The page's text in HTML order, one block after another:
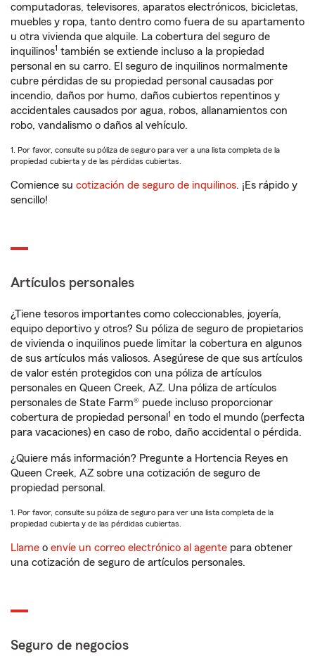
computadoras, televisores, aparatos electrónicos, bicicletas,
muebles y ropa, tanto dentro como fuera de su apartamento
u otra vivienda que alquile. La cobertura del seguro de
inquilinos1 también se extiende incluso a la propiedad
personal en su carro. El seguro de inquilinos normalmente
cubre pérdidas de su propiedad personal causadas por
incendio, daños por humo, daños cubiertos repentinos y
accidentales causados por agua, robos, allanamientos con
robo, vandalismo o daños al vehículo.
1. Por favor, consulte su póliza de seguro para ver a una lista completa de la
propiedad cubierta y de las pérdidas cubiertas.
Comience su cotización de seguro de inquilinos. ¡Es rápido y
sencillo!
Artículos personales
¿Tiene tesoros importantes como coleccionables, joyería,
equipo deportivo y otros? Su póliza de seguro de propietarios
de vivienda o inquilinos puede limitar la cobertura en algunos
de sus artículos más valiosos. Asegúrese de que sus artículos
de valor estén protegidos con una póliza de artículos
personales en Queen Creek, AZ. Una póliza de artículos
personales de State Farm® puede incluso proporcionar
cobertura de propiedad personal 1 en todo el mundo (perfecta
para vacaciones) en caso de robo, daño accidental o pérdida.
¿Quiere más información? Pregunte a Hortencia Reyes en
Queen Creek, AZ sobre una cotización de seguro de
propiedad personal.
1. Por favor, consulte su póliza de seguro para ver una lista completa de la
propiedad cubierta y de las pérdidas cubiertas.
Llame o envíe un correo electrónico al agente para obtener
una cotización de seguro de artículos personales.
Seguro de negocios